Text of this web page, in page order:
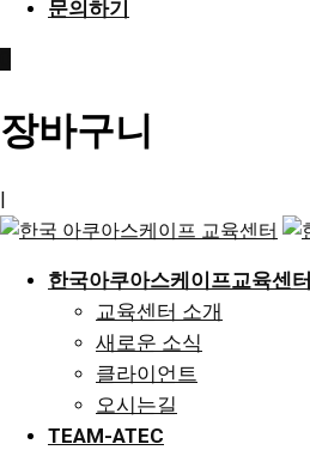
문의하기
장바구니
|
한국아쿠아스케이프교육센터
교육센터 소개
새로운 소식
클라이언트
오시는길
TEAM-ATEC